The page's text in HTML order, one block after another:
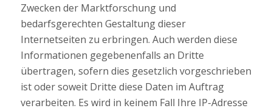
Zwecken der Marktforschung und
bedarfsgerechten Gestaltung dieser
Internetseiten zu erbringen. Auch werden diese
Informationen gegebenenfalls an Dritte
übertragen, sofern dies gesetzlich vorgeschrieben
ist oder soweit Dritte diese Daten im Auftrag
verarbeiten. Es wird in keinem Fall Ihre IP-Adresse